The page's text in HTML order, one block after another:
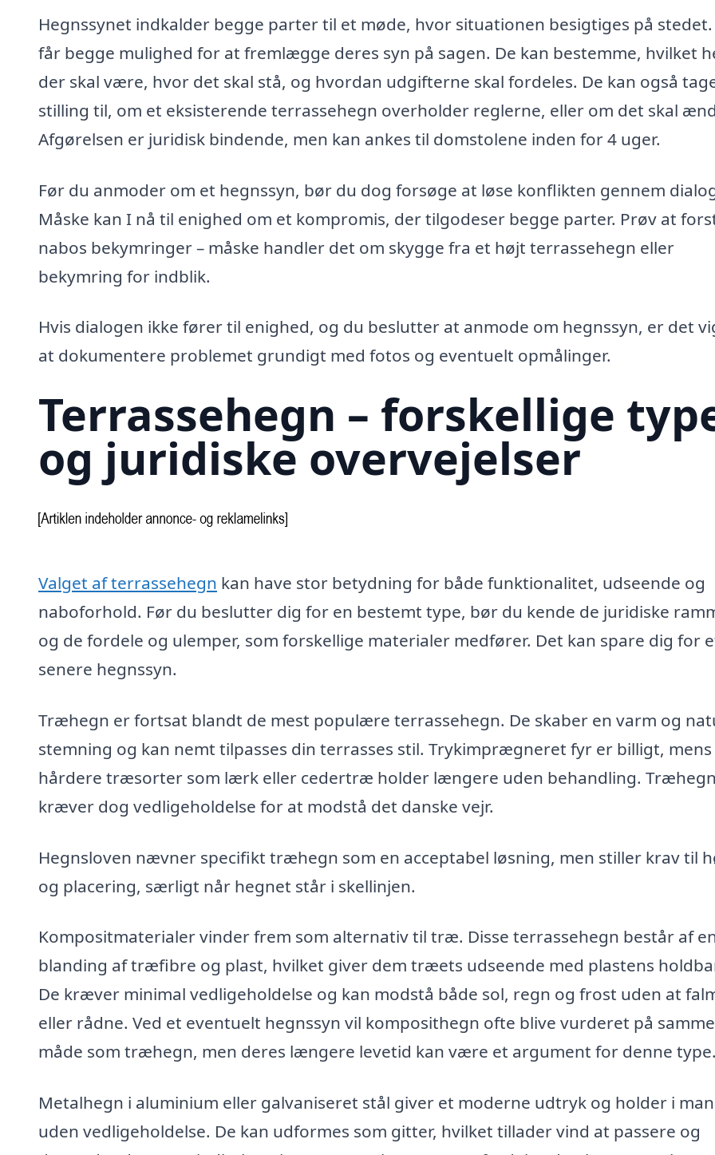
Hegnssynet indkalder begge parter til et møde, hvor situationen besigtiges på
får begge mulighed for at fremlægge deres syn på sagen. De kan bestemme, hvilket
der skal være, hvor det skal stå, og hvordan udgifterne skal fordeles. De kan også
stilling til, om et eksisterende terrassehegn overholder reglerne, eller om det skal
Afgørelsen er juridisk bindende, men kan ankes til domstolene inden for 4 uger.
Før du anmoder om et hegnssyn, bør du dog forsøge at løse konflikten gennem
Måske kan I nå til enighed om et kompromis, der tilgodeser begge parter. Prøv at
nabos bekymringer – måske handler det om skygge fra et højt terrassehegn eller
bekymring for indblik.
Hvis dialogen ikke fører til enighed, og du beslutter at anmode om hegnssyn, er det
at dokumentere problemet grundigt med fotos og eventuelt opmålinger.
Terrassehegn – forskellige
og juridiske overvejelser
Valget af terrassehegn kan have stor betydning for både funktionalitet, udseende og
naboforhold. Før du beslutter dig for en bestemt type, bør du kende de juridiske
og de fordele og ulemper, som forskellige materialer medfører. Det kan spare dig for
senere hegnssyn.
Træhegn er fortsat blandt de mest populære terrassehegn. De skaber en varm og
stemning og kan nemt tilpasses din terrasses stil. Trykimprægneret fyr er billigt, mens
hårdere træsorter som lærk eller cedertræ holder længere uden behandling. Træhegn
kræver dog vedligeholdelse for at modstå det danske vejr.
Hegnsloven nævner specifikt træhegn som en acceptabel løsning, men stiller krav til
og placering, særligt når hegnet står i skellinjen.
Kompositmaterialer vinder frem som alternativ til træ. Disse terrassehegn består af
blanding af træfibre og plast, hvilket giver dem træets udseende med plastens
De kræver minimal vedligeholdelse og kan modstå både sol, regn og frost uden at
eller rådne. Ved et eventuelt hegnssyn vil komposithegn ofte blive vurderet på samme
måde som træhegn, men deres længere levetid kan være et argument for denne type.
Metalhegn i aluminium eller galvaniseret stål giver et moderne udtryk og holder i
uden vedligeholdelse. De kan udformes som gitter, hvilket tillader vind at passere og